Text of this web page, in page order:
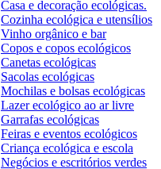
Casa e decoração ecológicas.
Cozinha ecológica e utensílios
Vinho orgânico e bar
Copos e copos ecológicos
Canetas ecológicas
Sacolas ecológicas
Mochilas e bolsas ecológicas
Lazer ecológico ao ar livre
Garrafas ecológicas
Feiras e eventos ecológicos
Criança ecológica e escola
Negócios e escritórios verdes